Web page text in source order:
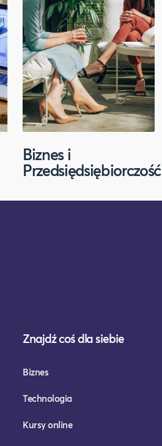
Biznes i
Przedsiędsiębiorczość
Znajdź coś dla siebie
Biznes
Technologia
Kursy online